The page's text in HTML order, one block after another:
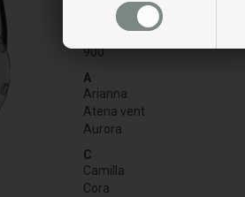
900
A
Arianna
Atena vent
Aurora
C
Camilla
Cora